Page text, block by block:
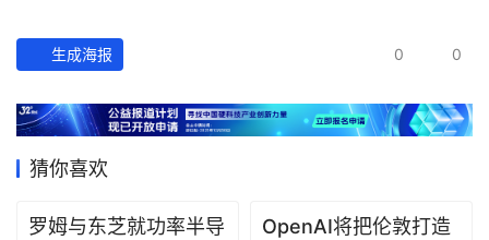
经
数
据
研
生成海报 0 0
猜你喜欢
罗姆与东芝就功率半导
OpenAI将把伦敦打造